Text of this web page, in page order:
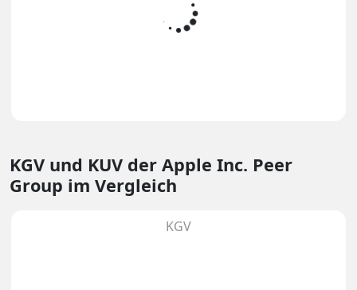
KGV und KUV der Apple Inc. Peer
Group im Vergleich
KGV